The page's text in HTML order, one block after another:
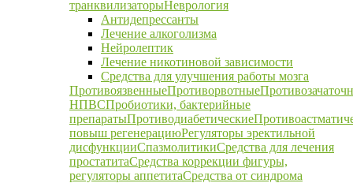
транквилизаторыНеврология
Антидепрессанты
Лечение алкоголизма
Нейролептик
Лечение никотиновой зависимости
Средства для улучшения работы мозга
ПротивоязвенныеПротиворвотные
НПВСПробиотики, бактерийные
препаратыПротиводиабетические
повыш регенерациюРегуляторы эректильной
дисфункцииСпазмолитикиСредства для лечения
простатитаСредства коррекции фигуры,
регуляторы аппетитаСредства от синдрома